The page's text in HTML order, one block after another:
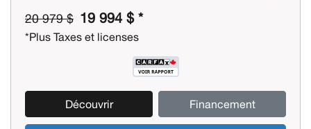
20 979 $ 19 994 $ *
*Plus Taxes et licenses
Découvrir Financement